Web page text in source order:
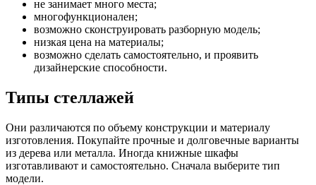
не занимает много места;
многофункционален;
возможно сконструировать разборную модель;
низкая цена на материалы;
возможно сделать самостоятельно, и проявить
дизайнерские способности.
Типы стеллажей
Они различаются по объему конструкции и материалу
изготовления. Покупайте прочные и долговечные варианты
из дерева или металла. Иногда книжные шкафы
изготавливают и самостоятельно. Сначала выберите тип
модели.